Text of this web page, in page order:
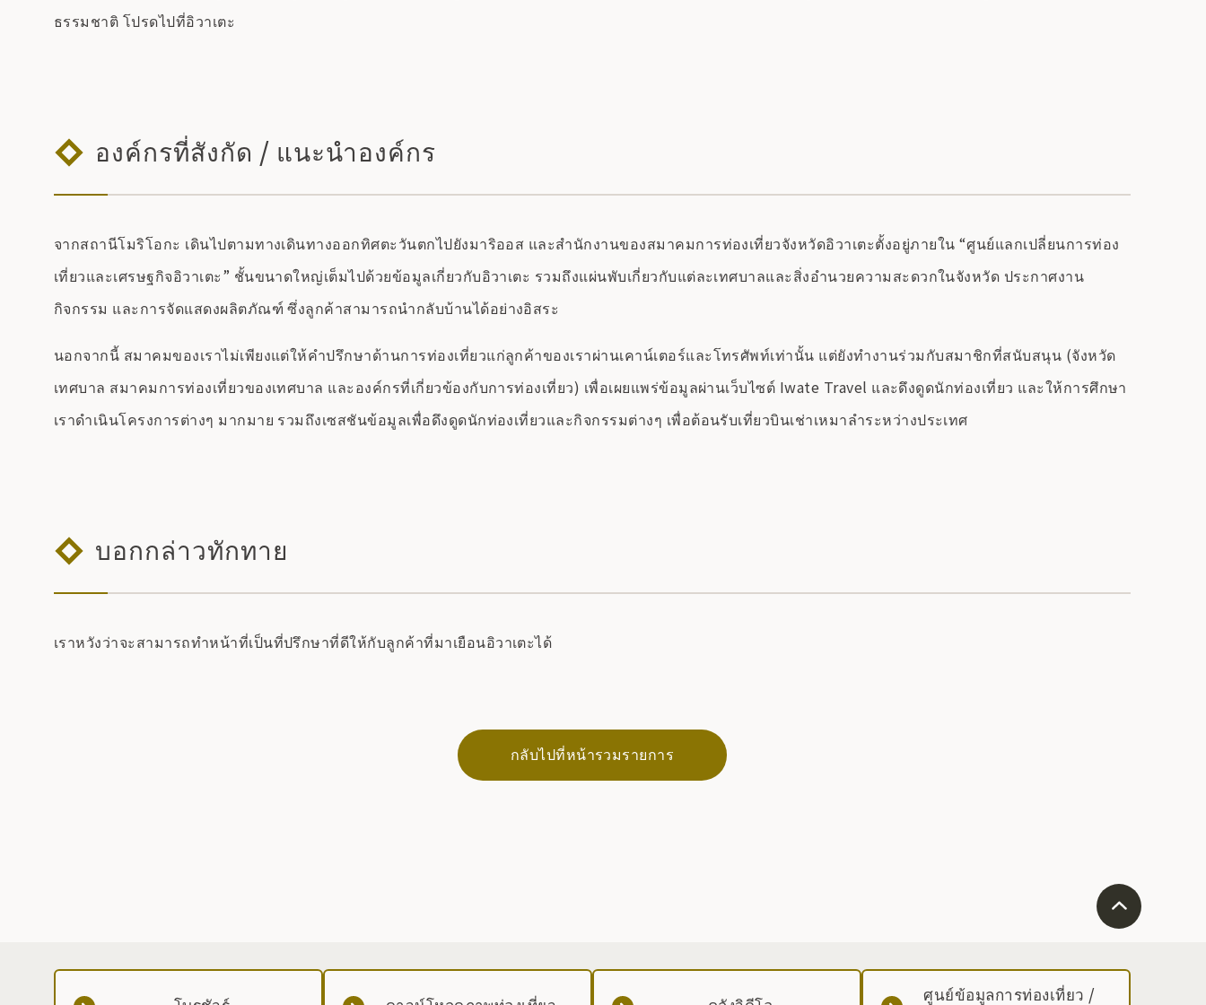
ธรรมชาติ โปรดไปที่อิวาเตะ
องค์กรที่สังกัด / แนะนำองค์กร
จากสถานีโมริโอกะ เดินไปตามทางเดินทางออกทิศตะวันตกไปยังมาริออส และสำนักงานของสมาคมการท่องเที่ยวจังหวัดอิวาเตะตั้งอยู่ภายใน “ศูนย์แลกเปลี่ยนการท่อง
เที่ยวและเศรษฐกิจอิวาเตะ” ชั้นขนาดใหญ่เต็มไปด้วยข้อมูลเกี่ยวกับอิวาเตะ รวมถึงแผ่นพับเกี่ยวกับแต่ละเทศบาลและสิ่งอำนวยความสะดวกในจังหวัด ประกาศงาน
กิจกรรม และการจัดแสดงผลิตภัณฑ์ ซึ่งลูกค้าสามารถนำกลับบ้านได้อย่างอิสระ
นอกจากนี้ สมาคมของเราไม่เพียงแต่ให้คำปรึกษาด้านการท่องเที่ยวแก่ลูกค้าของเราผ่านเคาน์เตอร์และโทรศัพท์เท่านั้น แต่ยังทำงานร่วมกับสมาชิกที่สนับสนุน (จังหวัด
เทศบาล สมาคมการท่องเที่ยวของเทศบาล และองค์กรที่เกี่ยวข้องกับการท่องเที่ยว) เพื่อเผยแพร่ข้อมูลผ่านเว็บไซต์ Iwate Travel และดึงดูดนักท่องเที่ยว และให้การศึกษา
เราดำเนินโครงการต่างๆ มากมาย รวมถึงเซสชันข้อมูลเพื่อดึงดูดนักท่องเที่ยวและกิจกรรมต่างๆ เพื่อต้อนรับเที่ยวบินเช่าเหมาลำระหว่างประเทศ
บอกกล่าวทักทาย
เราหวังว่าจะสามารถทำหน้าที่เป็นที่ปรึกษาที่ดีให้กับลูกค้าที่มาเยือนอิวาเตะได้
กลับไปที่หน้ารวมรายการ
ศูนย์ข้อมูลการท่องเที่ยว /